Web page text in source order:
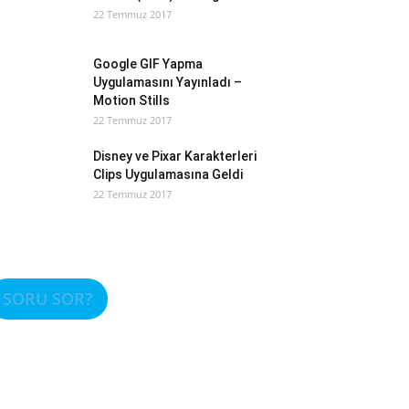
22 Temmuz 2017
Google GIF Yapma
Uygulamasını Yayınladı –
Motion Stills
22 Temmuz 2017
Disney ve Pixar Karakterleri
Clips Uygulamasına Geldi
22 Temmuz 2017
SORU SOR?